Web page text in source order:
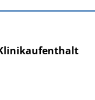
Klinikaufenthalt